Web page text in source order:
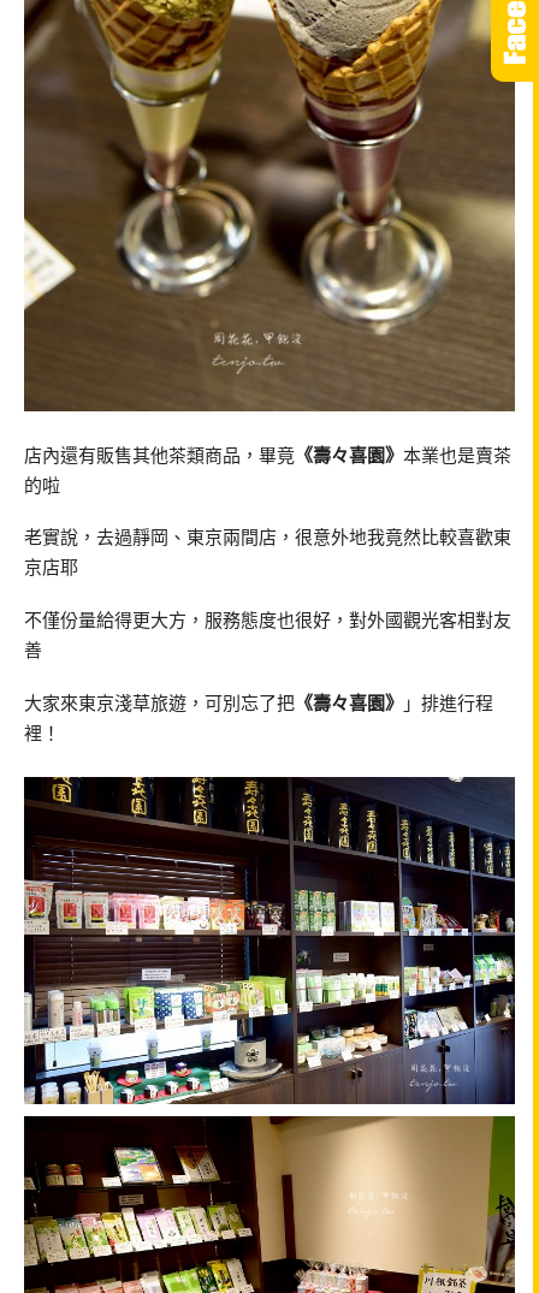
店內還有販售其他茶類商品，畢竟 《壽々喜園》 本業也是賣茶
的啦
老實說，去過靜岡、東京兩間店，很意外地我竟然比較喜歡東
京店耶
不僅份量給得更大方，服務態度也很好，對外國觀光客相對友
善
大家來東京淺草旅遊，可別忘了把 《壽々喜園》 」排進行程
裡！